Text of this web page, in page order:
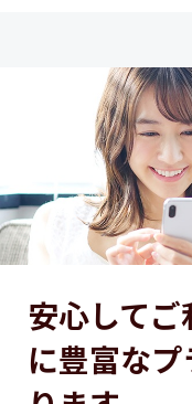
安心して
に豊富な